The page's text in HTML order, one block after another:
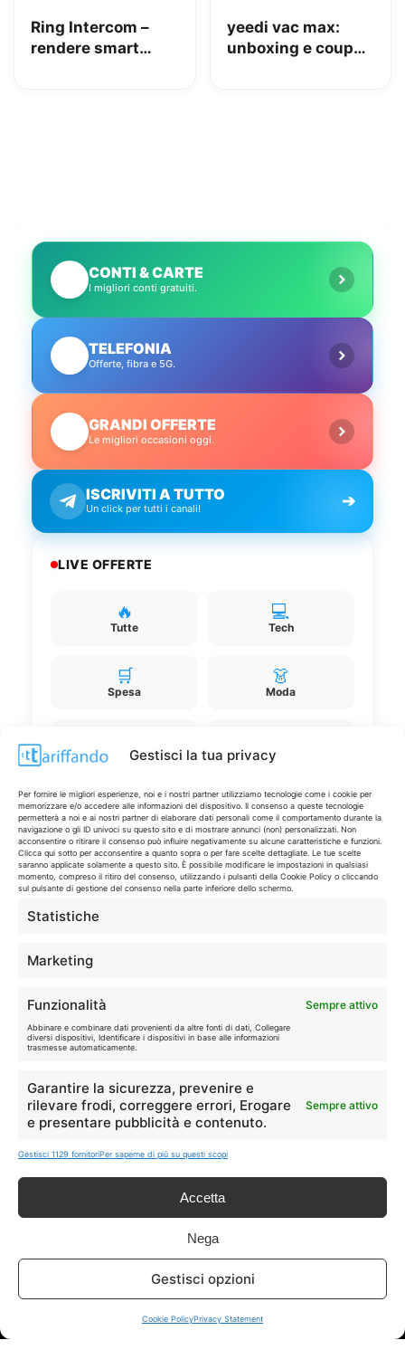
Gestisci la tua privacy
Per fornire le migliori esperienze, noi e i nostri partner utilizziamo tecnologie come i cookie per
memorizzare e/o accedere alle informazioni del dispositivo. Il consenso a queste tecnologie
permetterà a noi e ai nostri partner di elaborare dati personali come il comportamento durante la
navigazione o gli ID univoci su questo sito e di mostrare annunci (non) personalizzati. Non
acconsentire o ritirare il consenso può influire negativamente su alcune caratteristiche e funzioni.
Clicca qui sotto per acconsentire a quanto sopra o per fare scelte dettagliate. Le tue scelte
saranno applicate solamente a questo sito. È possibile modificare le impostazioni in qualsiasi
momento, compreso il ritiro del consenso, utilizzando i pulsanti della Cookie Policy o cliccando
sul pulsante di gestione del consenso nella parte inferiore dello schermo.
Statistiche
Marketing
Funzionalità Sempre attivo
Abbinare e combinare dati provenienti da altre fonti di dati, Collegare
diversi dispositivi, Identificare i dispositivi in base alle informazioni
trasmesse automaticamente.
Garantire la sicurezza, prevenire e
rilevare frodi, correggere errori, Erogare
e presentare pubblicità e contenuto.
Sempre attivo
Gestisci 1129 fornitoriPer saperne di più su questi scopi
Accetta
Nega
Gestisci opzioni
Cookie PolicyPrivacy Statement
Ring Intercom –
rendere smart
yeedi vac max:
unboxing e coupon
CONTI & CARTE
I migliori conti gratuiti.
TELEFONIA
Offerte, fibra e 5G.
GRANDI OFFERTE
Le migliori occasioni oggi.
ISCRIVITI A TUTTO
Un click per tutti i canali! ➔
LIVE OFFERTE
🔥
Tutte
💻
Tech
🛒
Spesa
👗
Moda
Casa Extra
Disclaimer
I marchi citati appartengono ai rispettivi proprietari. Le offerte
sui siti ufficiali.
Info
guadagno dagli acquisti idonei.
Note Legali|Cookie Policy
Chi Siamo|Contattaci